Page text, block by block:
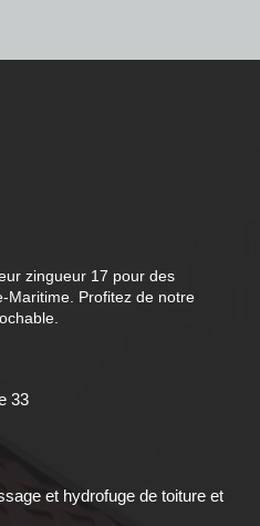
zingueur 17 pour des
Maritime. Profitez de notre
33
et hydrofuge de toiture et